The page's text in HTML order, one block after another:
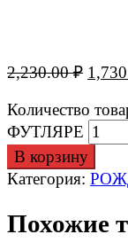
2,230.00₽
Количество
ФУТЛЯРЕ
В корзину
Категория:
Похожие